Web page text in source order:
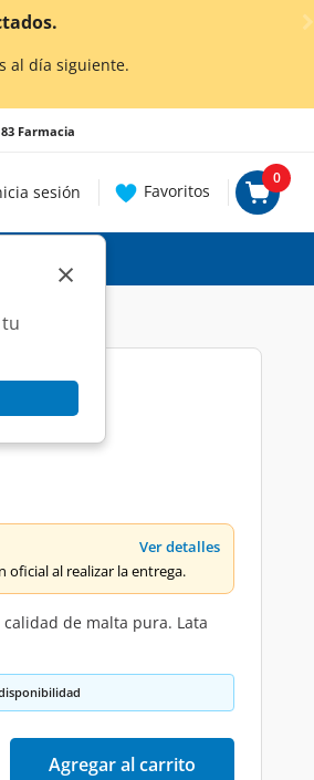
al día siguiente.
83 Farmacia
×
sesión Favoritos
0
Ver detalles
oficial al realizar la entrega.
de malta pura. Lata
Agregar al carrito